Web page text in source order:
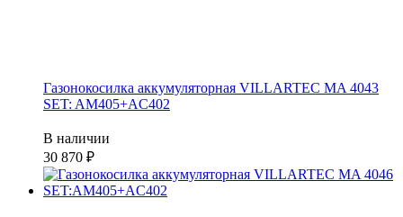
Газонокосилка аккумуляторная VILLARTEC MA 4043
SET: AM405+AC402
В наличии
30 870